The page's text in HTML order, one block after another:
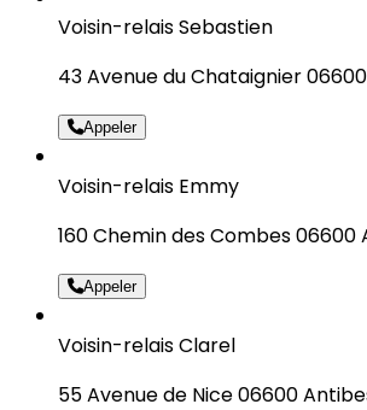
Voisin-relais Sebastien
43 Avenue du Chataignier
Appeler
Voisin-relais Emmy
160 Chemin des Combes 06600
Appeler
Voisin-relais Clarel
55 Avenue de Nice 06600